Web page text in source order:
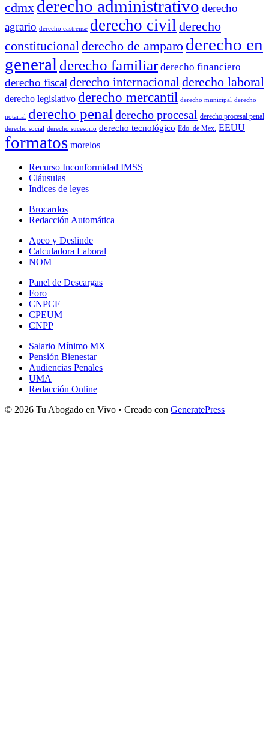
cdmx derecho administrativo derecho
agrario derecho castrense derecho civil derecho
constitucional derecho de amparo derecho en
general derecho familiar derecho financiero
derecho fiscal derecho internacionalderecho laboral
derecho legislativo derecho mercantil derecho municipal derecho
notarial derecho penal derecho procesal derecho procesal penal
derecho social derecho sucesorio derecho tecnológico Edo. de Mex. EEUU
formatos morelos
Recurso Inconformidad IMSS
Cláusulas
Indices de leyes
Brocardos
Redacción Automática
Apeo y Deslinde
Calculadora Laboral
NOM
Panel de Descargas
Foro
CNPCF
CPEUM
CNPP
Salario Mínimo MX
Pensión Bienestar
Audiencias Penales
UMA
Redacción Online
© 2026 Tu Abogado en Vivo • Creado con GeneratePress